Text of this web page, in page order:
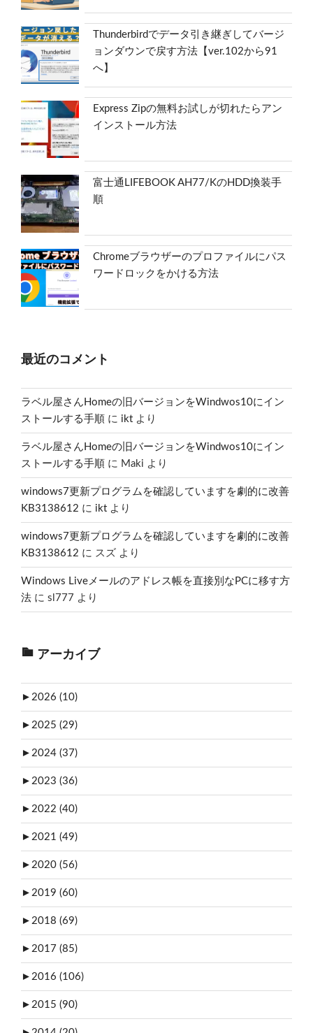
Thunderbirdでデータ引き継ぎしてバージ
ョンダウンで戻す方法【ver.102から91
へ】
Express Zipの無料お試しが切れたらアン
インストール方法
富士通LIFEBOOK AH77/KのHDD換装手
順
Chromeブラウザーのプロファイルにパス
ワードロックをかける方法
最近のコメント
ラベル屋さんHomeの旧バージョンをWindwos10にイン
ストールする手順 に ikt より
ラベル屋さんHomeの旧バージョンをWindwos10にイン
ストールする手順 に Maki より
windows7更新プログラムを確認していますを劇的に改善
KB3138612 に ikt より
windows7更新プログラムを確認していますを劇的に改善
KB3138612 に スズ より
Windows Liveメールのアドレス帳を直接別なPCに移す方
法 に sl777 より
アーカイブ
► 2026 (10)
► 2025 (29)
► 2024 (37)
► 2023 (36)
► 2022 (40)
► 2021 (49)
► 2020 (56)
► 2019 (60)
► 2018 (69)
► 2017 (85)
► 2016 (106)
► 2015 (90)